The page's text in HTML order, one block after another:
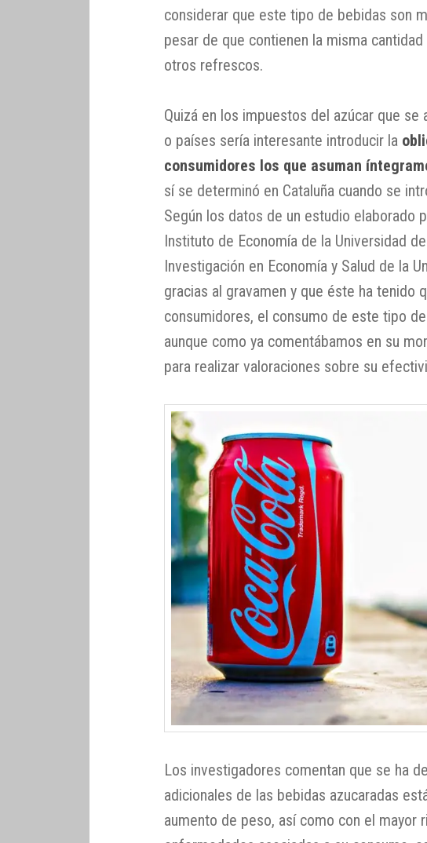
considerar que este tipo de bebidas son
pesar de que contienen la misma
otros refrescos.
Quizá en los impuestos del azúcar que se
o países sería interesante introducir la
consumidores los que asuman
sí se determinó en Cataluña cuando se
Según los datos de un estudio elaborado
Instituto de Economía de la Universidad
Investigación en Economía y Salud de la
gracias al gravamen y que éste ha tenido
consumidores, el consumo de este tipo
aunque como ya comentábamos en su
para realizar valoraciones sobre su
Los investigadores comentan que se ha
adicionales de las bebidas azucaradas
aumento de peso, así como con el mayor